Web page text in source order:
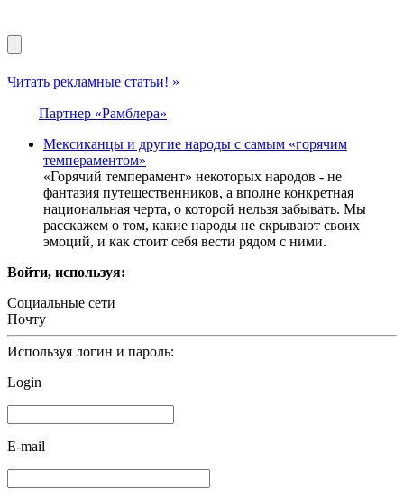
Читать рекламные статьи! »
Партнер «Рамблера»
Мексиканцы и другие народы с самым «горячим
темпераментом»
«Горячий темперамент» некоторых народов - не
фантазия путешественников, а вполне конкретная
национальная черта, о которой нельзя забывать. Мы
расскажем о том, какие народы не скрывают своих
эмоций, и как стоит себя вести рядом с ними.
Войти, используя:
Социальные сети
Почту
Используя логин и пароль:
Login
E-mail